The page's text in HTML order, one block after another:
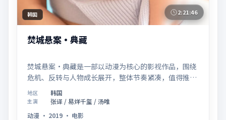
韩国 2:21:46
焚城悬案·典藏
焚城悬案·典藏是一部以动漫为核心的影视作品，围绕
危机、反转与人物成长展开，整体节奏紧凑，值得推荐
观看。
地区 韩国
主演
张译 / 易烊千玺 / 汤唯
动漫 · 2019 · 电影